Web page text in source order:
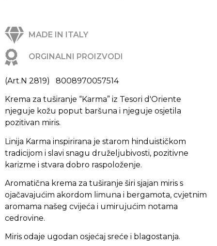
MADE IN ITALY
ORGINALNI PROIZVODI
(Art.N 2819) 8008970057514
Krema za tuširanje “Karma” iz Tesori d'Oriente
njeguje kožu poput baršuna i njeguje osjetila
pozitivan miris.
Linija Karma inspirirana je starom hinduističkom
tradicijom i slavi snagu druželjubivosti, pozitivne
karizme i stvara dobro raspoloženje.
Aromatična krema za tuširanje širi sjajan miris s
ojačavajućim akordom limuna i bergamota, cvjetnim
aromama našeg cvijeća i umirujućim notama
cedrovine.
Miris odaje ugodan osjećaj sreće i blagostanja.